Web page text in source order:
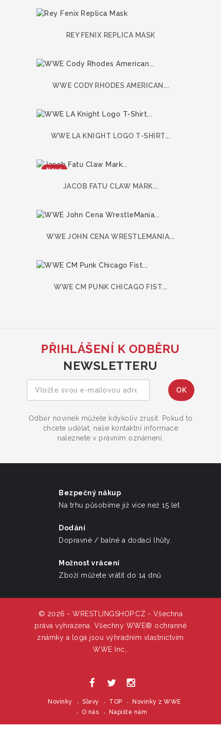
REY FENIX REPLICA MASK
WWE CODY RHODES AMERICAN...
WWE LA KNIGHT LOGO T-SHIRT...
Nové
JACOB FATU CLAW MARK...
WWE JOHN CENA WRESTLEMANIA...
WWE CM PUNK CHICAGO FIST...
PŘIHLÁŠENÍ K ODBĚRU
NEWSLETTERU
Odběr novinek můžete kdykoliv zrušit. Pokud to
chcete udělat, naše kontaktní informace
naleznete v právním oznámení.
Bezpečný nákup
Na trhu působíme již více než 15 let
Dodání
Dopravné / balné a dodací lhůty.
Možnost vrácení
Zboží můžete vrátit do 14 dnů
© 2026 - WRESTLINGSHOP.CZ - Všechna
práva vyhrazena. Všechny WWE® ochranné
známky a loga jsou výhradním vlastnictvím
WWE Inc,.
Novinky Slevy TOP
Novinky z WWE
O nás
Napište nám